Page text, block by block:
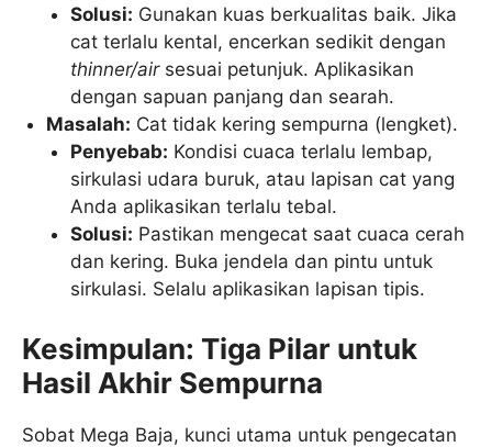
Solusi: Gunakan kuas berkualitas baik. Jika
cat terlalu kental, encerkan sedikit dengan
thinner/airsesuai petunjuk. Aplikasikan
dengan sapuan panjang dan searah.
Masalah: Cat tidak kering sempurna (lengket).
Penyebab: Kondisi cuaca terlalu lembap,
sirkulasi udara buruk, atau lapisan cat yang
Anda aplikasikan terlalu tebal.
Solusi: Pastikan mengecat saat cuaca cerah
dan kering. Buka jendela dan pintu untuk
sirkulasi. Selalu aplikasikan lapisan tipis.
Kesimpulan: Tiga Pilar untuk
Hasil Akhir Sempurna
Sobat Mega Baja, kunci utama untuk pengecatan